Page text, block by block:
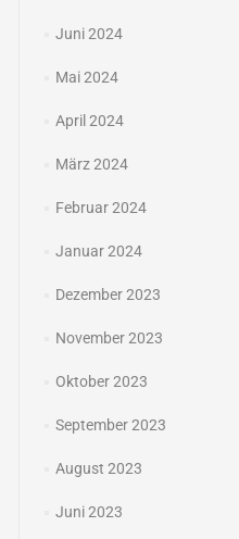
Juni 2024
Mai 2024
April 2024
März 2024
Februar 2024
Januar 2024
Dezember 2023
November 2023
Oktober 2023
September 2023
August 2023
Juni 2023